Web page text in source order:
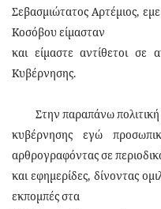
Σεβασμιώτατος Αρτέμιος,
Κοσόβου είμασταν
και είμαστε αντίθετοι σε
Κυβέρνησης.
Στην παραπάνω πολιτική
κυβέρνησης εγώ
αρθρογραφόντας σε
και εφημερίδες, δίνοντας
εκπομπές στα